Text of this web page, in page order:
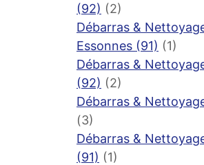
(92) (2)
Débarras &
Essonnes (91) (1)
Débarras &
(92) (2)
Débarras &
(3)
Débarras &
(91) (1)